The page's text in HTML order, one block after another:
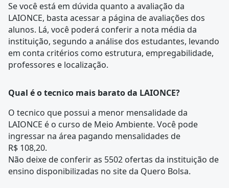
Se você está em dúvida quanto a avaliação da
LAIONCE, basta acessar a página deavaliações dos
alunos. Lá, você poderá conferir a nota média da
instituição, segundo a análise dos estudantes, levando
em conta critérios como estrutura, empregabilidade,
professores e localização.
Qual é o tecnico mais barato da LAIONCE?
O tecnico que possui a menor mensalidade da
LAIONCE é o curso de Meio Ambiente. Você pode
ingressar na área pagando mensalidades de
R$ 108,20.
Não deixe de conferir as 5502 ofertas da instituição de
ensino disponibilizadas no site da Quero Bolsa.